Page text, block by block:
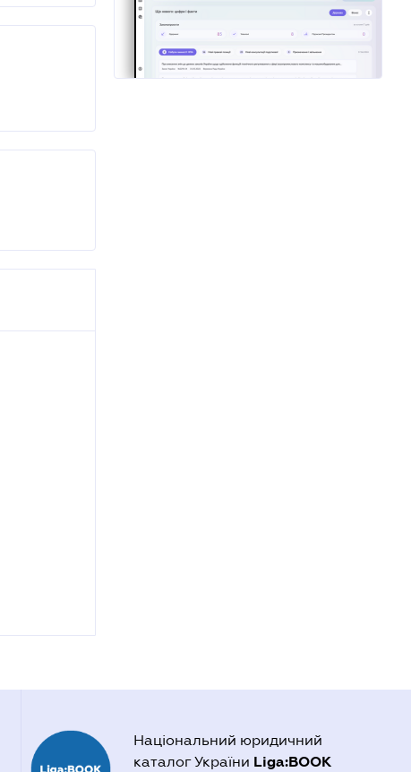
Національний юридичний
каталог України Liga:BOOK